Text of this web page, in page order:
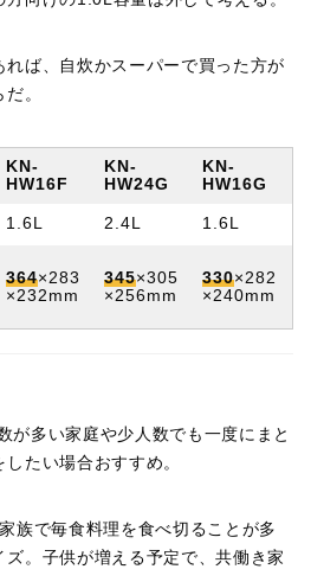
ば、自炊かスーパーで買った方が
。
KN-
HW16F
KN-
HW24G
KN-
HW16G
1.6L 2.4L 1.6L
364×283
×232mm
345×305
×256mm
330×282
×240mm
が多い家庭や少人数でも一度にまと
たい場合おすすめ。
族で毎食料理を食べ切ることが多
。子供が増える予定で、共働き家